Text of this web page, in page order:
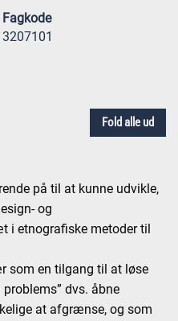
Fagkode
3207101
Fold alle ud
på til at kunne udvikle,
og
i etnografiske metoder til
som en tilgang til at løse
dvs. åbne
at afgrænse, og som